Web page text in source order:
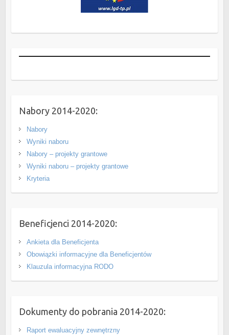
Nabory 2014-2020:
Nabory
Wyniki naboru
Nabory – projekty grantowe
Wyniki naboru – projekty grantowe
Kryteria
Beneficjenci 2014-2020:
Ankieta dla Beneficjenta
Obowiązki informacyjne dla Beneficjentów
Klauzula informacyjna RODO
Dokumenty do pobrania 2014-2020:
Raport ewaluacyjny zewnętrzny